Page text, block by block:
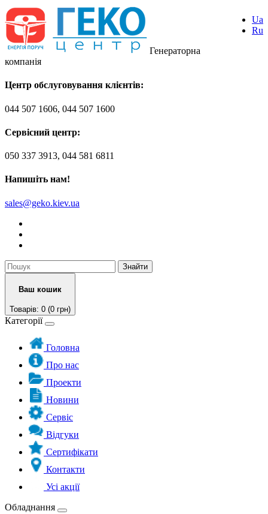
Ua
Ru
Генераторна
компанія
Центр обслуговування клієнтів:
044 507 1606, 044 507 1600
Сервісний центр:
050 337 3913, 044 581 6811
Напишіть нам!
sales@geko.kiev.ua
Знайти
Ваш кошик
Товарів: 0 (0 грн)
Категорії
Головна
Про нас
Проекти
Новини
Сервіс
Відгуки
Сертифікати
Контакти
Усі акції
Обладнання